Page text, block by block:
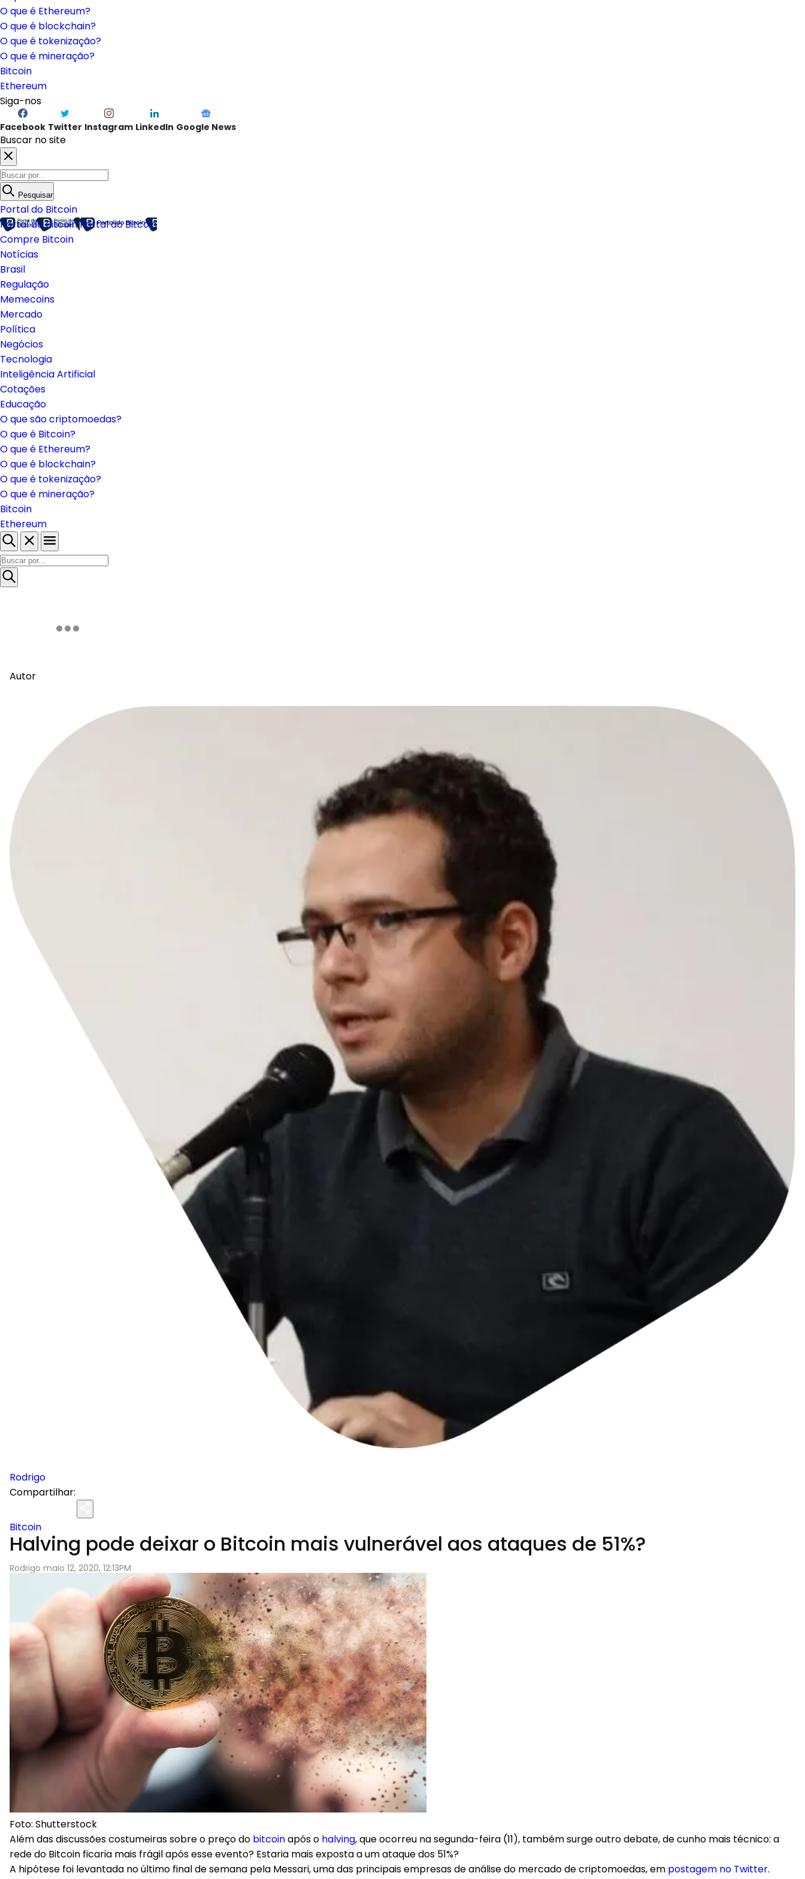
O que é Ethereum?
O que é blockchain?
O que é tokenização?
O que é mineração?
Bitcoin
Ethereum
Siga-nos
Facebook Twitter Instagram LinkedIn Google News
Buscar no site
Pesquisar
Portal do Bitcoin
Portal do BitcoinPortal do Bitcoin
Compre Bitcoin
Notícias
Brasil
Regulação
Memecoins
Mercado
Política
Negócios
Tecnologia
Inteligência Artificial
Cotações
Educação
O que são criptomoedas?
O que é Bitcoin?
O que é Ethereum?
O que é blockchain?
O que é tokenização?
O que é mineração?
Bitcoin
Ethereum
Autor
Rodrigo
Compartilhar:
Bitcoin
Halving pode deixar o Bitcoin mais vulnerável aos ataques de 51%?
Rodrigo maio 12, 2020, 12:13PM
Foto: Shutterstock
Além das discussões costumeiras sobre o preço do bitcoinapós o halving, que ocorreu na segunda-feira (11), também surge outro debate, de cunho mais técnico: a
rede do Bitcoin ficaria mais frágil após esse evento? Estaria mais exposta a um ataque dos 51%?
A hipótese foi levantada no último final de semana pela Messari, uma das principais empresas de análise do mercado de criptomoedas, em postagem no Twitter.